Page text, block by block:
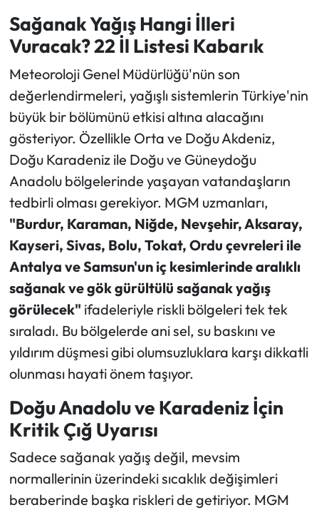
Sağanak Yağış Hangi İlleri
Vuracak? 22 İl Listesi Kabarık
Meteoroloji Genel Müdürlüğü'nün son
değerlendirmeleri, yağışlı sistemlerin Türkiye'nin
büyük bir bölümünü etkisi altına alacağını
gösteriyor. Özellikle Orta ve Doğu Akdeniz,
Doğu Karadeniz ile Doğu ve Güneydoğu
Anadolu bölgelerinde yaşayan vatandaşların
tedbirli olması gerekiyor. MGM uzmanları,
"Burdur, Karaman, Niğde, Nevşehir, Aksaray,
Kayseri, Sivas, Bolu, Tokat, Ordu çevreleri ile
Antalya ve Samsun'un iç kesimlerinde aralıklı
sağanak ve gök gürültülü sağanak yağış
görülecek" ifadeleriyle riskli bölgeleri tek tek
sıraladı. Bu bölgelerde ani sel, su baskını ve
yıldırım düşmesi gibi olumsuzluklara karşı dikkatli
olunması hayati önem taşıyor.
Doğu Anadolu ve Karadeniz İçin
Kritik Çığ Uyarısı
Sadece sağanak yağış değil, mevsim
normallerinin üzerindeki sıcaklık değişimleri
beraberinde başka riskleri de getiriyor. MGM